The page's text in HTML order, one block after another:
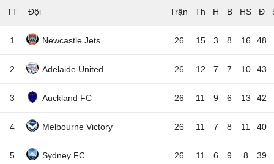
TT Đội
1 Newcastle Jets 26 15 3 8 16 48
2 Adelaide United 26 12 7 7 10 43
3 Auckland FC 26 11 9 6 13 42
4 Melbourne Victory 26 11 7 8 11 40
5 Sydney FC 26 11 6 9 8 39